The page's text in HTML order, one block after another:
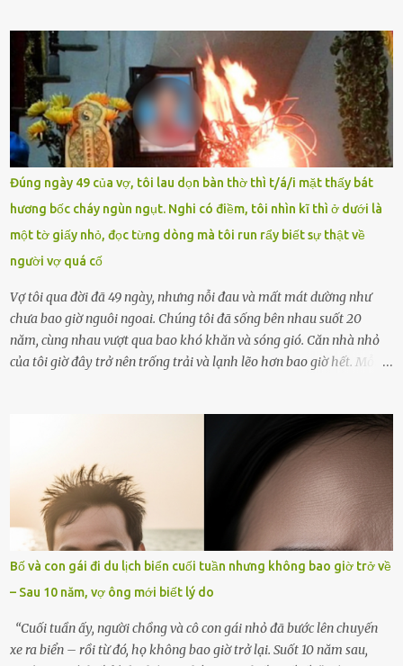
chưa phù hợp, gây xôn xao, bức xúc trong dư luận. Ngay sau đó,
Trường THPT Chuyên Nguyễn Tất Thành báo cáo xác nhận tài
khoản Chu Vinh là của học sinh Chu Ngọc Quang Vinh, lớp 12 Anh
của nhà trường. Nam sinh này từng giành ngôi vô địch, mang về
vòng nguyệt quế cuộc thi tháng 1, quý I, Đường lên đỉnh Olympia
năm thứ 24. Quá trình giáo dục, học sinh Chu Ngọc Quang Vinh đã
nhận thức được nội dung bài viết của bản thân trên mạng xã hội
ngày 1.9 là chưa phù hợp nên đã chủ động gỡ bài viết và đăng bài
xin lỗi trên trang Facebook cá nhân. Chu Ngọc Quang Vinh làm việc
với cơ quan chức năng. Ảnh: Đơn vị cung...
Đúng ngày 49 của vợ, tôi lau dọn bàn thờ thì t/á/i mặt thấy bát
hương bốc cháy ngùn ngụt. Nghi có điềm, tôi nhìn kĩ thì ở dưới là
một tờ giấy nhỏ, đọc từng dòng mà tôi run rẩy biết sự thật về
người vợ quá cố
Vợ tôi qua đời đã 49 ngày, nhưng nỗi đau và mất mát dường như
chưa bao giờ nguôi ngoai. Chúng tôi đã sống bên nhau suốt 20
năm, cùng nhau vượt qua bao khó khăn và sóng gió. Căn nhà nhỏ
của tôi giờ đây trở nên trống trải và lạnh lẽo hơn bao giờ hết. Mỗi
rơi vào khoảng trống vô tận, chẳng còn muốn làm gì ngoài việc
ngồi lặng lẽ nhớ về cô ấy. Nhưng cuộc sống không cho phép tôi mãi
chìm đắm trong đau khổ. Họ hàng, bạn bè và những người thân
thiết đã đến bên, giúp tôi tổ chức tang lễ chu toàn. Và hôm nay là
ngày giỗ đầu tiên của vợ, 49 ngày sau khi cô ấy rời xa tôi mãi
mãi.Buổi sáng hôm đó, sau khi cúng cơm xong, tôi quyết định lên
sắp xếp lại bàn thờ vợ. Mọi thứ vẫn như mọi ngày, nhưng có điều gì
đó kỳ lạ mà tôi không thể giải thích được. Trong khoảnh khắc tôi
cúi xuống lau chùi bát hương, một luồng gió lạ thoáng qua, khiến
tôi giật mình. Và rồi, một chuyện kinh...
Bố và con gái đi du lịch biển cuối tuần nhưng không bao giờ trở về
– Sau 10 năm, vợ ông mới biết lý do
“Cuối tuần ấy, người chồng và cô con gái nhỏ đã bước lên chuyến
xe ra biển – rồi từ đó, họ không bao giờ trở lại. Suốt 10 năm sau,